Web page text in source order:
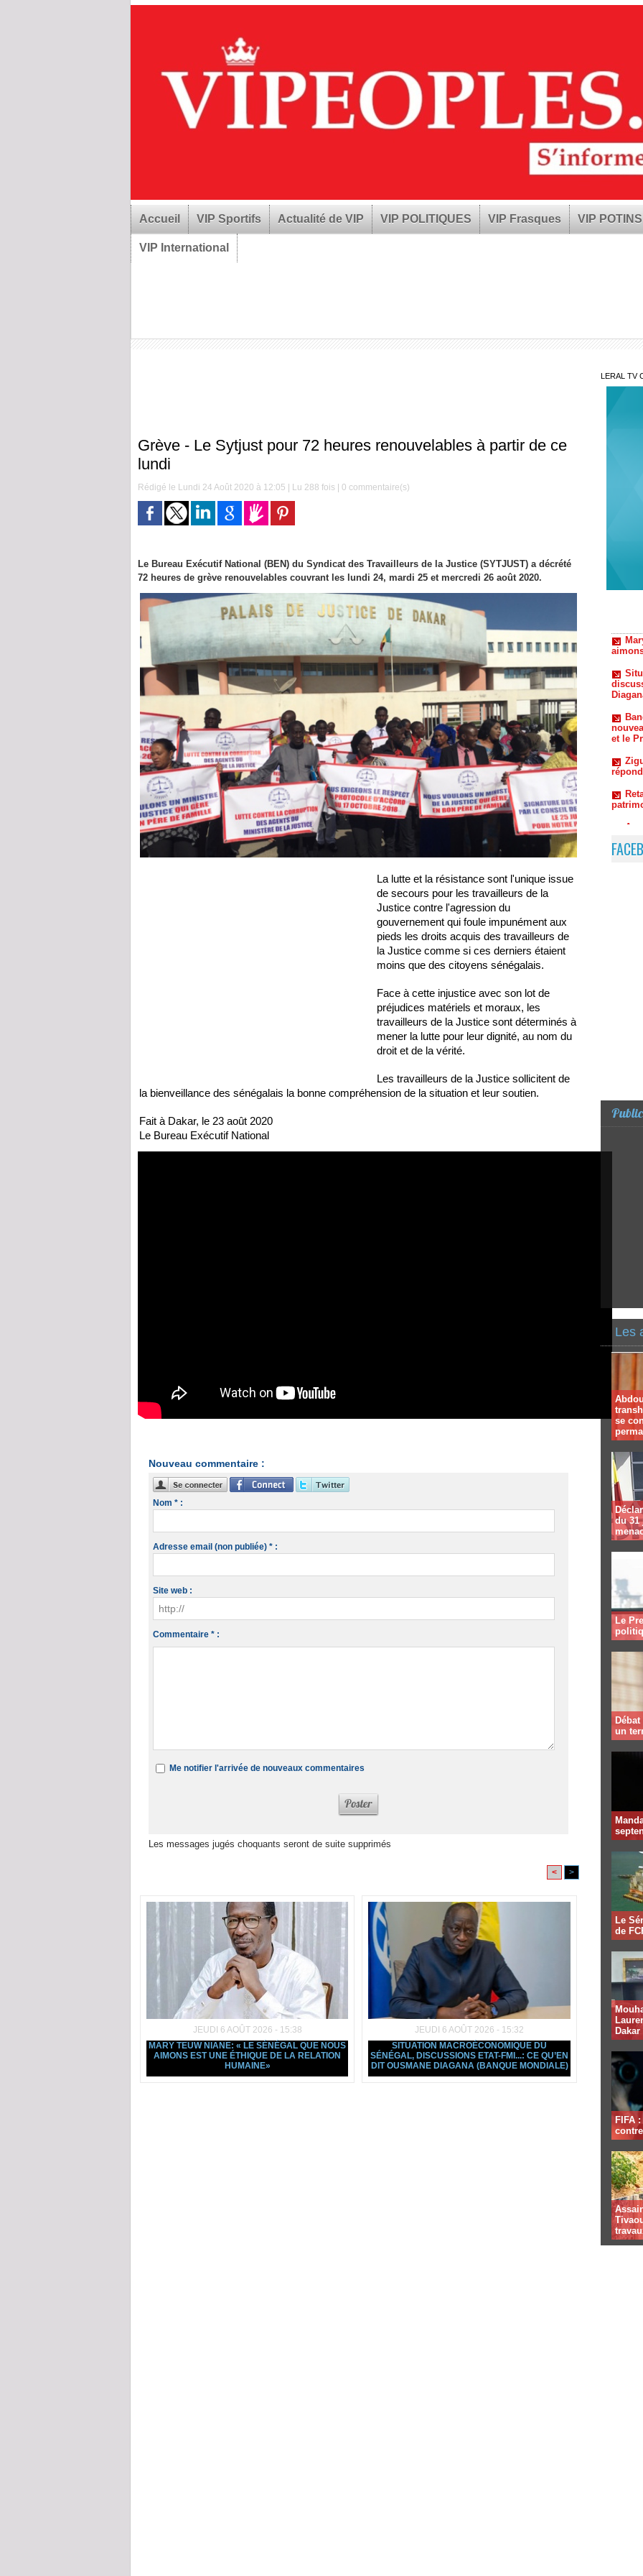
Accueil VIP Sportifs Actualité de VIP VIP POLITIQUES VIP Frasques VIP POTINS
VIP International
Grève - Le Sytjust pour 72 heures renouvelables à partir de ce
lundi
Rédigé le Lundi 24 Août 2020 à 12:05 | Lu 288 fois | 0 commentaire(s)
Le Bureau Exécutif National (BEN) du Syndicat des Travailleurs de la Justice (SYTJUST) a décrété
72 heures de grève renouvelables couvrant les lundi 24, mardi 25 et mercredi 26 août 2020.
La lutte et la résistance sont l'unique issue
de secours pour les travailleurs de la
Justice contre l'agression du
gouvernement qui foule impunément aux
pieds les droits acquis des travailleurs de
la Justice comme si ces derniers étaient
moins que des citoyens sénégalais.
Face à cette injustice avec son lot de
préjudices matériels et moraux, les
travailleurs de la Justice sont déterminés à
mener la lutte pour leur dignité, au nom du
droit et de la vérité.
Les travailleurs de la Justice sollicitent de
la bienveillance des sénégalais la bonne compréhension de la situation et leur soutien.
Fait à Dakar, le 23 août 2020
Le Bureau Exécutif National
Nouveau commentaire :
Nom * :
Adresse email (non publiée) * :
Site web :
Commentaire * :
Me notifier l'arrivée de nouveaux commentaires
Les messages jugés choquants seront de suite supprimés
< >
JEUDI 6 AOÛT 2026 - 15:38
MARY TEUW NIANE: « LE SÉNÉGAL QUE NOUS
AIMONS EST UNE ÉTHIQUE DE LA RELATION
HUMAINE»
JEUDI 6 AOÛT 2026 - 15:32
SITUATION MACROÉCONOMIQUE DU
SÉNÉGAL, DISCUSSIONS ETAT-FMI...: CE QU’EN
DIT OUSMANE DIAGANA (BANQUE MONDIALE)
LERAL TV
et le
Les
se
du 31
Le
un
Le
de
Dakar
FIFA